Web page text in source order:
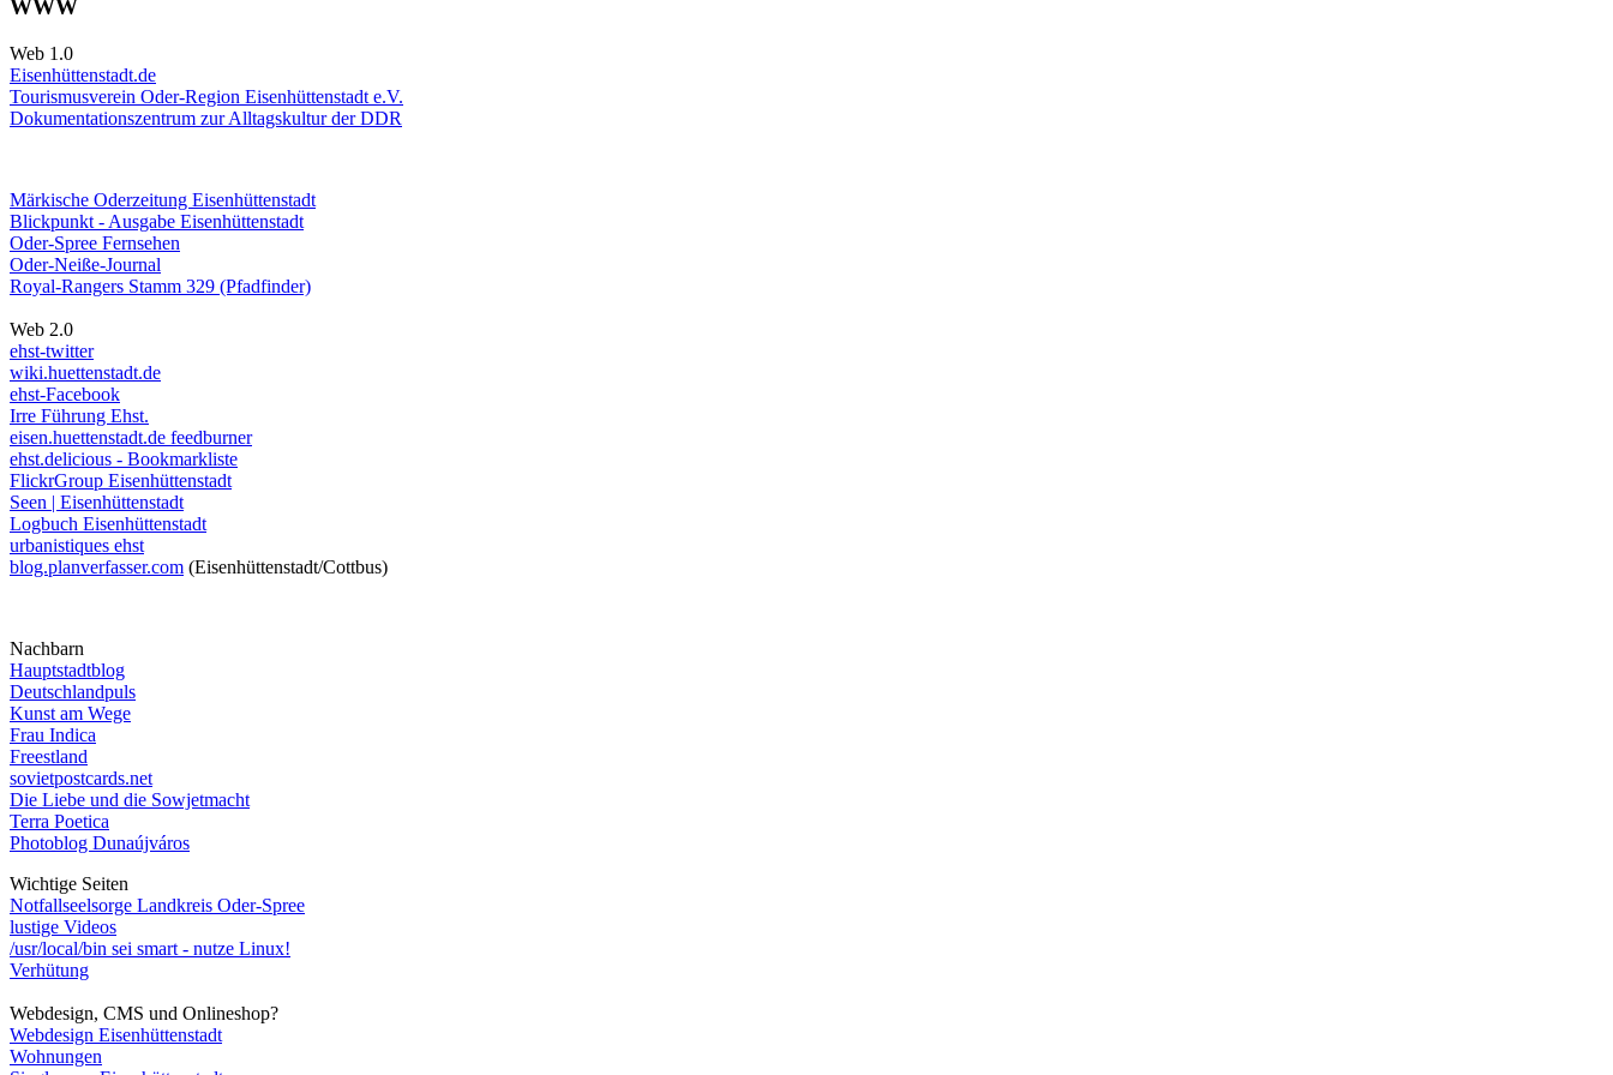
WWW
Web 1.0
Eisenhüttenstadt.de
Tourismusverein Oder-Region Eisenhüttenstadt e.V.
Dokumentationszentrum zur Alltagskultur der DDR
Märkische Oderzeitung Eisenhüttenstadt
Blickpunkt - Ausgabe Eisenhüttenstadt
Oder-Spree Fernsehen
Oder-Neiße-Journal
Royal-Rangers Stamm 329 (Pfadfinder)
Web 2.0
ehst-twitter
wiki.huettenstadt.de
ehst-Facebook
Irre Führung Ehst.
eisen.huettenstadt.de feedburner
ehst.delicious - Bookmarkliste
FlickrGroup Eisenhüttenstadt
Seen | Eisenhüttenstadt
Logbuch Eisenhüttenstadt
urbanistiques ehst
blog.planverfasser.com (Eisenhüttenstadt/Cottbus)
Nachbarn
Hauptstadtblog
Deutschlandpuls
Kunst am Wege
Frau Indica
Freestland
sovietpostcards.net
Die Liebe und die Sowjetmacht
Terra Poetica
Photoblog Dunaújváros
Wichtige Seiten
Notfallseelsorge Landkreis Oder-Spree
lustige Videos
/usr/local/bin sei smart - nutze Linux!
Verhütung
Webdesign, CMS und Onlineshop?
Webdesign Eisenhüttenstadt
Wohnungen